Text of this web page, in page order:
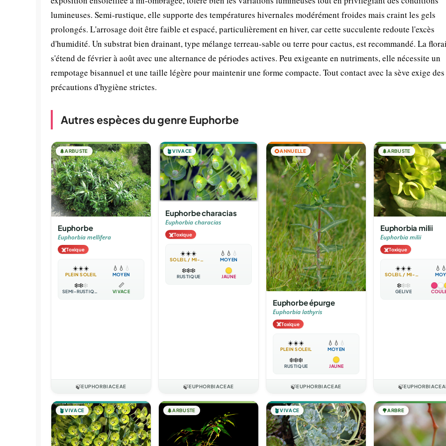
lumineuses. Semi-rustique, elle supporte des températures hivernales modérément froides mais craint les gels
prolongés. L'arrosage doit être faible et espacé, particulièrement en hiver, car cette succulente redoute l'excès
d'humidité. Un substrat bien drainant, type mélange terreau-sable ou terre pour cactus, est recommandé. La
s'étend de février à août avec une alternance de périodes actives. Peu exigeante en nutriments, elle nécessite un
rempotage bisannuel et une taille légère pour maintenir une forme compacte. Tout contact avec la sève exige des
précautions d'hygiène strictes.
Autres espèces du genre Euphorbe
🌲ARBUSTE
Euphorbe
Euphorbia mellifera
☠️Toxique
☀️☀️☀️
PLEIN SOLEIL
💧 💧 💧
MOYEN
❄️❄️❄️
SEMI-RUSTIQUE
📏
VIVACE
🍃EUPHORBIACEAE
🪴VIVACE
Euphorbe characias
Euphorbia characias
☠️Toxique
☀️☀️☀️
SOLEIL / MI-OMBRE
💧 💧 💧
MOYEN
❄️❄️❄️
RUSTIQUE JAUNE
🍃EUPHORBIACEAE
🌻ANNUELLE
Euphorbe épurge
Euphorbia lathyris
☠️Toxique
☀️☀️☀️
PLEIN SOLEIL
💧 💧 💧
MOYEN
❄️❄️❄️
RUSTIQUE JAUNE
🍃EUPHORBIACEAE
🌲ARBUSTE
Euphorbia milii
Euphorbia milii
☠️Toxique
☀️☀️☀️
SOLEIL / MI-OMBRE
💧
❄️❄️❄️
GÉLIVE
🍃
🪴VIVACE 🌲ARBUSTE 🪴VIVACE 🌳ARBRE